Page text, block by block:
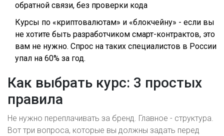
обратной связи, без проверки кода
Курсы по «криптовалютам» и «блокчейну» - если вы
не хотите быть разработчиком смарт-контрактов, это
вам не нужно. Спрос на таких специалистов в России
упал на 60% за год.
Как выбрать курс: 3 простых
правила
Не нужно переплачивать за бренд. Главное - структура.
Вот три вопроса, которые вы должны задать перед